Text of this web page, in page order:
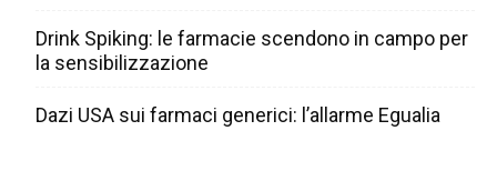
Drink Spiking: le farmacie scendono in campo per
la sensibilizzazione
Dazi USA sui farmaci generici: l’allarme Egualia